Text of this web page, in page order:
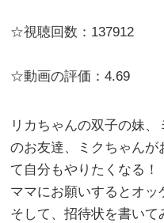
☆視聴回数：137912
☆動画の評価：4.69
リカちゃんの双子の妹
のお友達、ミクちゃん
て自分もやりたくなる！
ママにお願いするとオッ
そして、招待状を書いて